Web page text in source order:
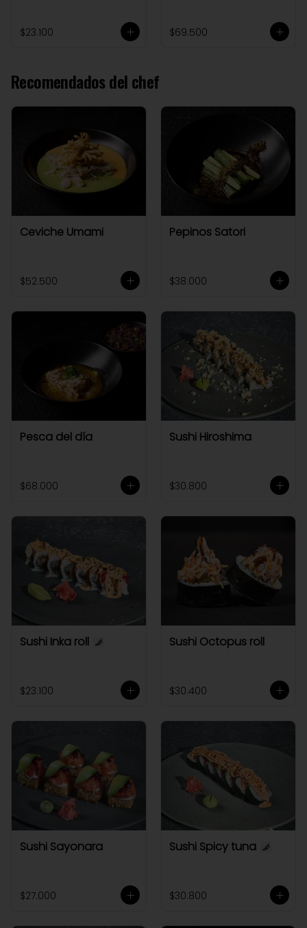
$23.100 $69.500
Recomendados del chef
Ceviche Umami
$52.500
Pepinos Satori
$38.000
Pesca del día
$68.000
Sushi Hiroshima
$30.800
Sushi Inka roll
$23.100
Sushi Octopus roll
$30.400
Sushi Sayonara
$27.000
Sushi Spicy tuna
$30.800